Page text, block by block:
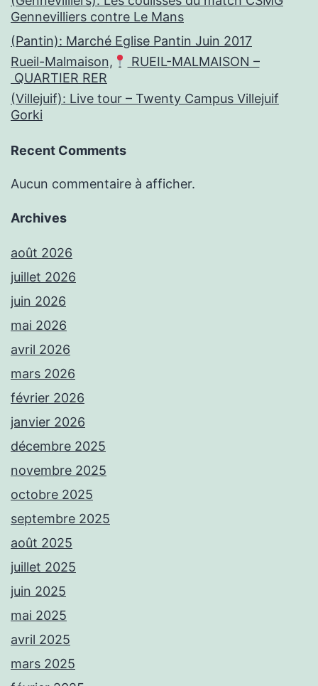
Gennevilliers contre Le Mans
(Pantin): Marché Eglise Pantin Juin 2017
Rueil-Malmaison,
RUEIL-MALMAISON –
QUARTIER RER
(Villejuif): Live tour – Twenty Campus Villejuif
Gorki
Recent Comments
Aucun commentaire à afficher.
Archives
août 2026
juillet 2026
juin 2026
mai 2026
avril 2026
mars 2026
février 2026
janvier 2026
décembre 2025
novembre 2025
octobre 2025
septembre 2025
août 2025
juillet 2025
juin 2025
mai 2025
avril 2025
mars 2025